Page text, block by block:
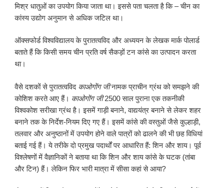
मिश्र धातुओं का उपयोग किया जाता था। इससे पता चलता है कि – चीन का
कांस्य उद्योग अनुमान से अधिक जटिल था।
ऑक्सफोर्ड विश्वविद्यालय के पुरातत्वविद और अध्ययन के लेखक मार्क पोलार्ड
बताते हैं कि किसी समय चीन प्रति वर्ष सैकड़ों टन कांसे का उत्पादन करता
था।
वैसे दशकों से पुरातत्वविद काओगोंग जीनामक प्राचीन ग्रंथ को समझने की
कोशिश करते आए हैं। काओगोंग जी2500 साल पुराना एक तकनीकी
विश्वकोश सरीखा ग्रंथ है। इसमें गाड़ी बनाने, वाद्ययंत्र बनाने से लेकर शहर
बनाने तक के निर्देश-नियम दिए गए हैं। इसमें कांसे की वस्तुओं जैसे कुल्हाड़ी,
तलवार और अनुष्ठानों में उपयोग होने वाले पात्रों को ढालने की भी छह विधियां
बताई गई हैं। ये तरीके दो प्रमुख पदार्थों पर आधारित हैं: शिन और शाय। पूर्व
विश्लेषणों में वैज्ञानिकों ने बताया था कि शिन और शाय कांसे के घटक (तांबा
और टिन) हैं। लेकिन फिर भारी मात्रा में सीसा कहां से आया?